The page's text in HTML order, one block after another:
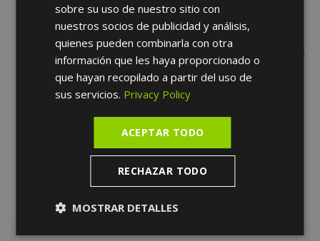
implante electrónico
Mujeres embarazadas
Personas con cicatrices recientes o heridas
abiertas
Personas con problemas de trombosis
de sensibilidad) en la zona a tratar
sobre su uso de nuestro sitio con
nuestros socios de publicidad y análisis,
quienes pueden combinarla con otra
información que les haya proporcionado o
que hayan recopilado a partir del uso de
sus servicios. Privacy Policy
ACEPTAR TODO
RECHAZAR TODO
MOSTRAR DETALLES